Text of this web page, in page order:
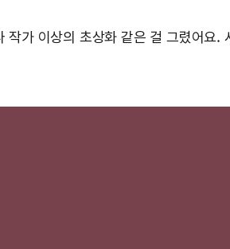
작가 이상의 초상화 같은 걸 그렸어요